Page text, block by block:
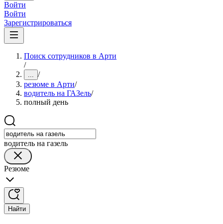
Войти
Войти
Зарегистрироваться
Поиск сотрудников в Арти
/
... /
резюме в Арти/
водитель на ГАЗель/
полный день
водитель на газель
Резюме
Найти